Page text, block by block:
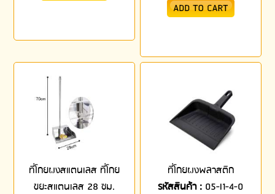
ที่โกยผงสแตนเลส ที่โกย
ขยะสแตนเลส 28 ซม.
ที่โกยผงพลาสติก
รหัสสินค้า : 05-I1-4-0